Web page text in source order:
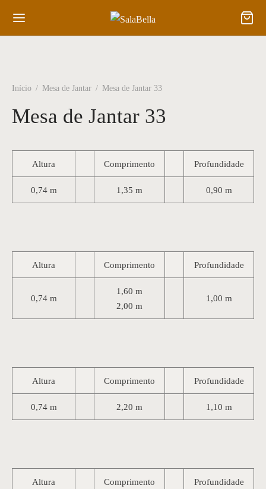
Início / Mesa de Jantar / Mesa de Jantar 33
Mesa de Jantar 33
Altura Comprimento Profundidade
0,74 m 1,35 m 0,90 m
Altura Comprimento Profundidade
0,74 m
1,60 m
2,00 m
1,00 m
Altura Comprimento Profundidade
0,74 m 2,20 m 1,10 m
Altura Comprimento Profundidade